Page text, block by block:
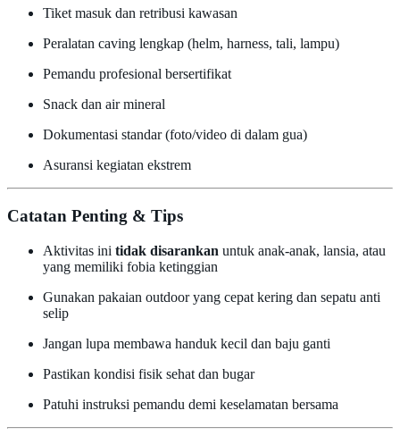
Tiket masuk dan retribusi kawasan
Peralatan caving lengkap (helm, harness, tali, lampu)
Pemandu profesional bersertifikat
Snack dan air mineral
Dokumentasi standar (foto/video di dalam gua)
Asuransi kegiatan ekstrem
Catatan Penting & Tips
Aktivitas ini tidak disarankan untuk anak-anak, lansia, atau
yang memiliki fobia ketinggian
Gunakan pakaian outdoor yang cepat kering dan sepatu anti
selip
Jangan lupa membawa handuk kecil dan baju ganti
Pastikan kondisi fisik sehat dan bugar
Patuhi instruksi pemandu demi keselamatan bersama